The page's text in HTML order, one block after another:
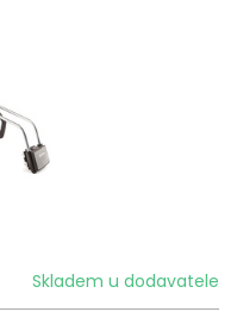
Skladem u dodavatele